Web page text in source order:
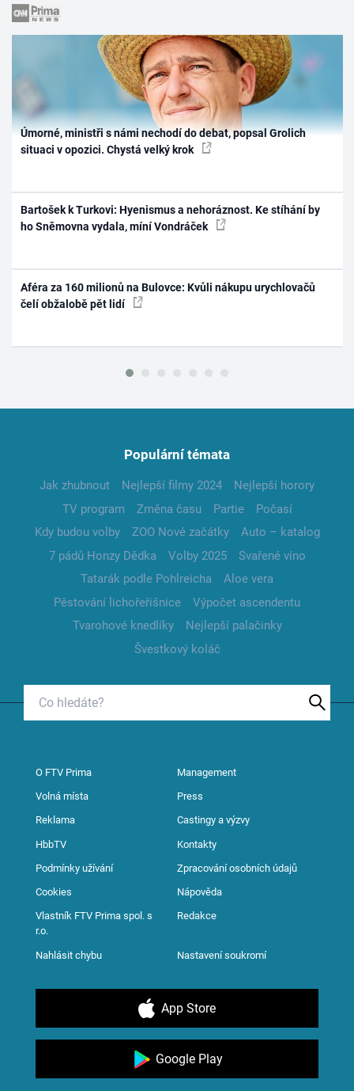
Úmorné, ministři s námi nechodí do debat, popsal Grolich
situaci v opozici. Chystá velký krok
Bartošek k Turkovi: Hyenismus a nehoráznost. Ke stíhání by
ho Sněmovna vydala, míní Vondráček
Aféra za 160 milionů na Bulovce: Kvůli nákupu urychlovačů
čelí obžalobě pět lidí
Populární témata
Jak zhubnout Nejlepší filmy 2024
Nejlepší horory
TV program
Změna času Partie
Počasí
Kdy budou volby
ZOO Nové začátky
Auto – katalog
7 pádů Honzy Dědka
Volby 2025
Svařené víno
Tatarák podle Pohlreicha
Aloe vera
Pěstování lichořeřišnice
Výpočet ascendentu
Tvarohové knedlíky
Nejlepší palačinky
Švestkový koláč
O FTV Prima Management
Volná místa Press
Reklama Castingy a výzvy
HbbTV Kontakty
Podmínky užívání Zpracování osobních údajů
Cookies Nápověda
Vlastník FTV Prima spol. s
r.o.
Redakce
Nahlásit chybu Nastavení soukromí
App Store
Google Play